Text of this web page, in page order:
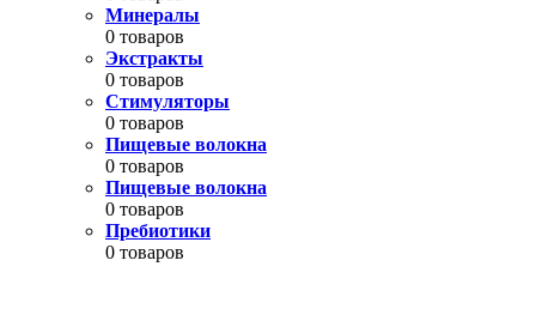
Минералы
0 товаров
Экстракты
0 товаров
Стимуляторы
0 товаров
Пищевые волокна
0 товаров
Пищевые волокна
0 товаров
Пребиотики
0 товаров